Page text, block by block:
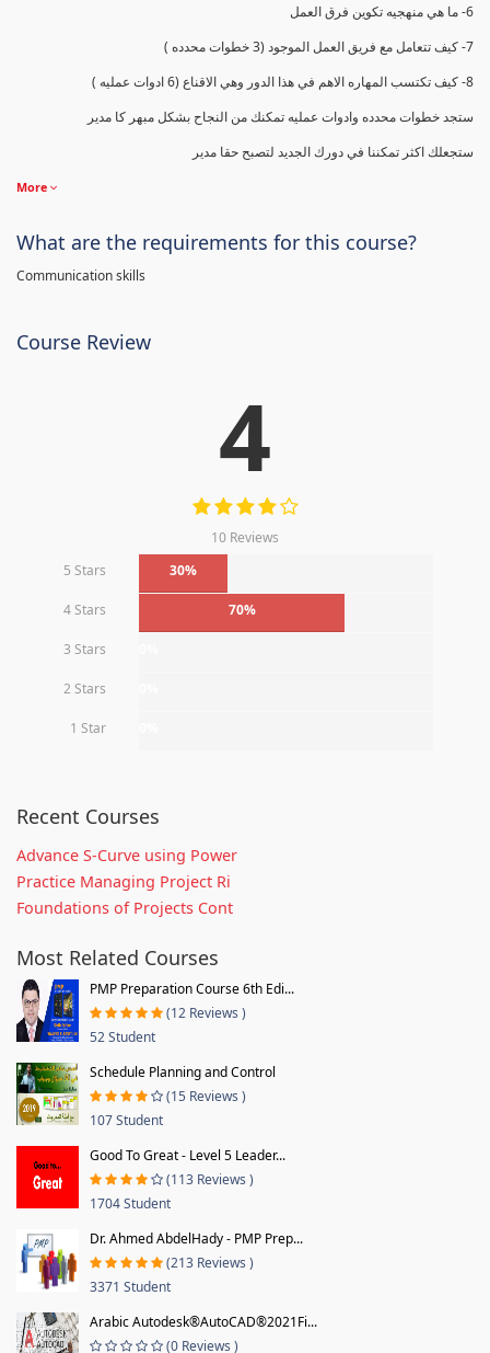
6- ما هي منهجيه تكوين فرق العمل
7- كيف تتعامل مع فريق العمل الموجود (3 خطوات محدده )
8- كيف تكتسب المهاره الاهم في هذا الدور وهي الاقناع (6 ادوات عمليه )
ستجد خطوات محدده وادوات عمليه تمكنك من النجاح بشكل مبهر كا مدير
ستجعلك اكثر تمكننا في دورك الجديد لتصبح حقا مدير
More
What are the requirements for this course?
Communication skills
Course Review
4
10 Reviews
5 Stars
30%
4 Stars 70%
3 Stars
2 Stars
1 Star
Recent Courses
Advance S-Curve using Power
Practice Managing Project Ri
Foundations of Projects Cont
Most Related Courses
PMP Preparation Course 6th Edi...
(12 Reviews )
52 Student
Schedule Planning and Control
(15 Reviews )
107 Student
Good To Great - Level 5 Leader...
(113 Reviews )
1704 Student
Dr. Ahmed AbdelHady - PMP Prep...
(213 Reviews )
3371 Student
Arabic Autodesk®AutoCAD®2021Fi...
(0 Reviews )